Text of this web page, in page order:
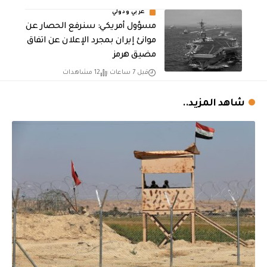
عربي ودولي
مسؤول أمريكي: سنرفع الحصار عن
موانئ إيران بمجرد الإعلان عن اتفاق
مضيق هرمز
قبل 7 ساعات 12 مشاهدات
شاهد المزيد..